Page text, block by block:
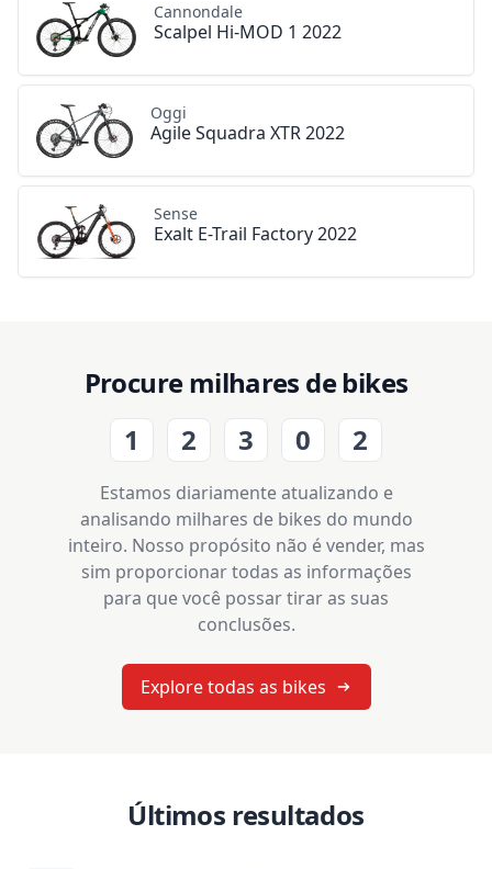
Cannondale
Scalpel Hi-MOD 1 2022
Oggi
Agile Squadra XTR 2022
Sense
Exalt E-Trail Factory 2022
Procure milhares de bikes
1
2 3 0 2
Estamos diariamente atualizando e
analisando milhares de bikes do mundo
inteiro. Nosso propósito não é vender, mas
sim proporcionar todas as informações
para que você possar tirar as suas
conclusões.
Explore todas as bikes
Últimos resultados